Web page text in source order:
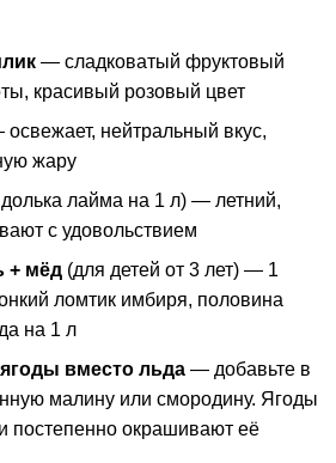
— сладковатый фруктовый
красивый розовый цвет
нейтральный вкус,
жару
лайма на 1 л) — летний,
с удовольствием
+ мёд (для детей от 3 лет) — 1
ломтик имбиря, половина
на 1 л
вместо льда — добавьте в
малину или смородину. Ягоды
постепенно окрашивают её